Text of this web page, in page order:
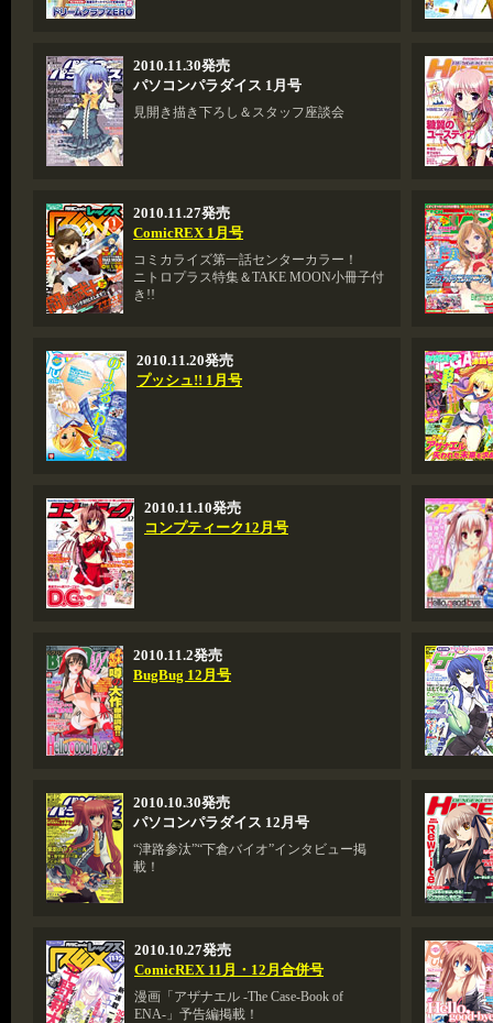
2010.11.30発売
パソコンパラダイス 1月号
見開き描き下ろし＆スタッフ座談会
2010.11.27発売
ComicREX 1月号
コミカライズ第一話センターカラー！
ニトロプラス特集＆TAKE MOON小冊子付
き!!
2010.11.20発売
プッシュ!! 1月号
2010.11.10発売
コンプティーク12月号
2010.11.2発売
BugBug 12月号
2010.10.30発売
パソコンパラダイス 12月号
“津路参汰”“下倉バイオ”インタビュー掲
載！
2010.10.27発売
ComicREX 11月・12月合併号
漫画「アザナエル -The Case-Book of
ENA-」予告編掲載！